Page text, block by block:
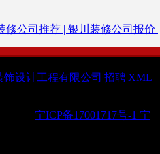
修公司推荐 | 银川装修公司报价 |
饰设计工程有限公司|招聘 XML
宁ICP备17001717号-1 宁